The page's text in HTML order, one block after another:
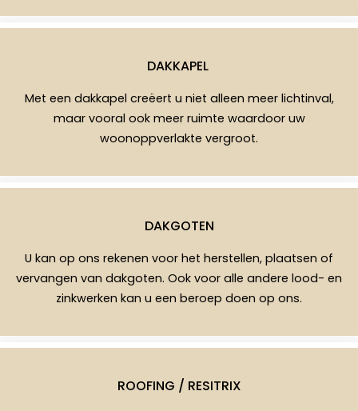
DAKKAPEL
Met een dakkapel creëert u niet alleen meer lichtinval,
maar vooral ook meer ruimte waardoor uw
woonoppverlakte vergroot.
DAKGOTEN
U kan op ons rekenen voor het herstellen, plaatsen of
vervangen van dakgoten. Ook voor alle andere lood- en
zinkwerken kan u een beroep doen op ons.
ROOFING / RESITRIX